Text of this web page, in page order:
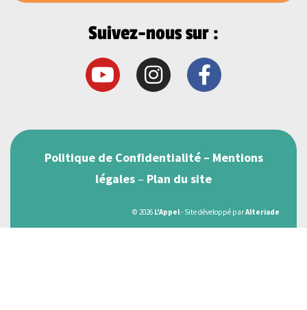
Suivez-nous sur :
Politique de Confidentialité– Mentions
légales – Plan du site
© 2026 L'Appel- Site développé parAlteriade